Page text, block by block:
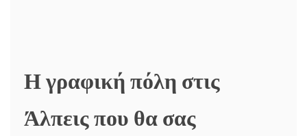
Η γραφική πόλη στις
Άλπεις που θα σας